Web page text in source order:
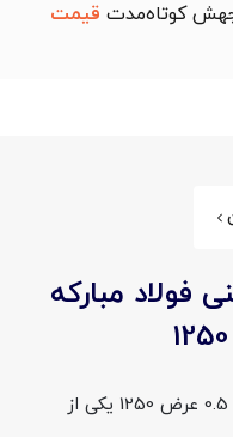
کوتاه‌مدت قیمت
مبارکه
ورق روغنی فولاد مبارکه st12 ضخامت 0.5 عرض 1250 یکی از